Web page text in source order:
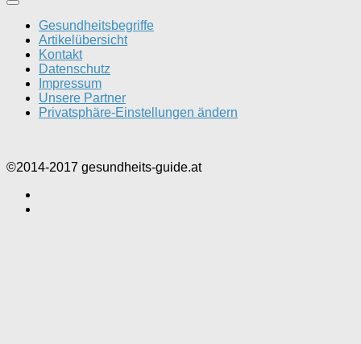
Gesundheitsbegriffe
Artikelübersicht
Kontakt
Datenschutz
Impressum
Unsere Partner
Privatsphäre-Einstellungen ändern
©2014-2017 gesundheits-guide.at